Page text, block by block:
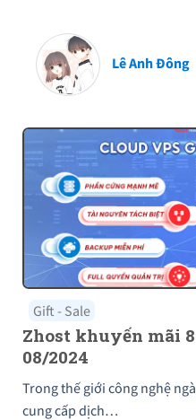
Lê Anh Đông
Gift - Sale
Zhost khuyến mãi
08/2024
Trong thế giới công nghệ
cung cấp dịch…